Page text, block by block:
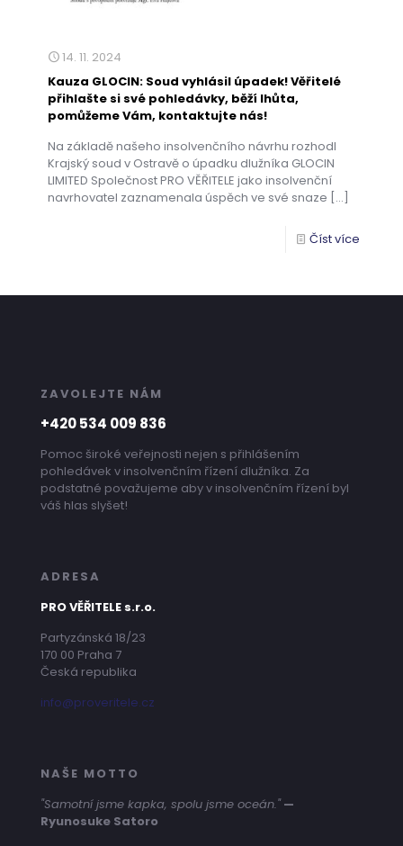
14. 11. 2024
Kauza GLOCIN: Soud vyhlásil úpadek! Věřitelé
přihlašte si své pohledávky, běží lhůta,
pomůžeme Vám, kontaktujte nás!
Na základě našeho insolvenčního návrhu rozhodl
Krajský soud v Ostravě o úpadku dlužníka GLOCIN
LIMITED Společnost PRO VĚŘITELE jako insolvenční
navrhovatel zaznamenala úspěch ve své snaze […]
Číst více
ZAVOLEJTE NÁM
+420 534 009 836
Pomoc široké veřejnosti nejen s přihlášením
pohledávek v insolvenčním řízení dlužníka. Za
podstatné považujeme aby v insolvenčním řízení byl
váš hlas slyšet!
ADRESA
PRO VĚŘITELE s.r.o.
Partyzánská 18/23
170 00 Praha 7
Česká republika
info@proveritele.cz
NAŠE MOTTO
"Samotní jsme kapka, spolu jsme oceán." —
Ryunosuke Satoro